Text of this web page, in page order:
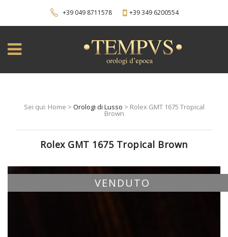
+39 049 8711578 +39 349 6200554
Sei qui: Home > Orologi di Lusso > Rolex GMT 1675 Tropical
Brown
Rolex GMT 1675 Tropical Brown
VENDUTO